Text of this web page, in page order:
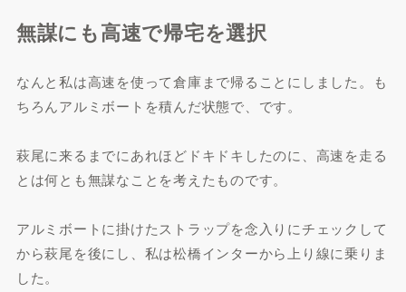
無謀にも高速で帰宅を選択
なんと私は高速を使って倉庫まで帰ることにしました。も
ちろんアルミボートを積んだ状態で、です。
萩尾に来るまでにあれほどドキドキしたのに、高速を走る
とは何とも無謀なことを考えたものです。
アルミボートに掛けたストラップを念入りにチェックして
から萩尾を後にし、私は松橋インターから上り線に乗りま
した。